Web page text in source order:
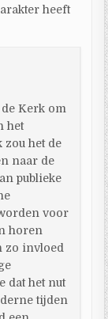
heeft
Kerk om
het
zou het de
naar de
publieke
voor
horen
zo invloed
dat het nut
tijden